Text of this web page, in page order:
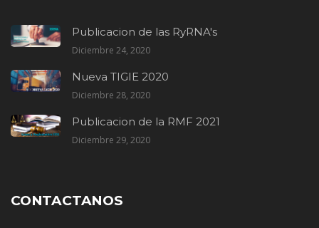
Publicacion de las RyRNA's
Diciembre 24, 2020
Nueva TIGIE 2020
Diciembre 28, 2020
Publicacion de la RMF 2021
Diciembre 29, 2020
CONTACTANOS